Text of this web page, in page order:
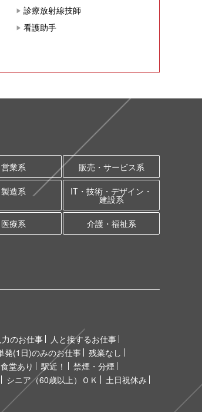
診療放射線技師
看護助手
営業系 販売・サービス系
製造系 IT・技術・デザイン・
建設系
医療系 介護・福祉系
のお仕事
人と接するお仕事
発(1日)のみのお仕事
残業なし
食堂あり 駅近！
禁煙・分煙
シニア（60歳以上）ＯＫ
土日祝休み